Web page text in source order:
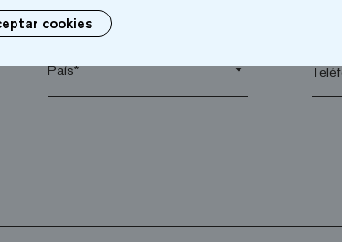
Empresa*
arrow_drop_down
cookies